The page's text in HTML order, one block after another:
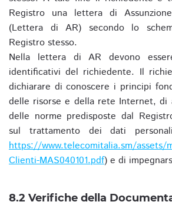
Registro una lettera di
(Lettera di AR) secondo lo
Registro stesso.
Nella lettera di AR devono
identificativi del richiedente. Il
dichiarare di conoscere i principi
delle risorse e della rete Internet, di
delle norme predisposte dal
sul trattamento dei dati
https://www.telecomitalia.sm/assets/
Clienti-MAS040101.pdf) e di
8.2 Verifiche della